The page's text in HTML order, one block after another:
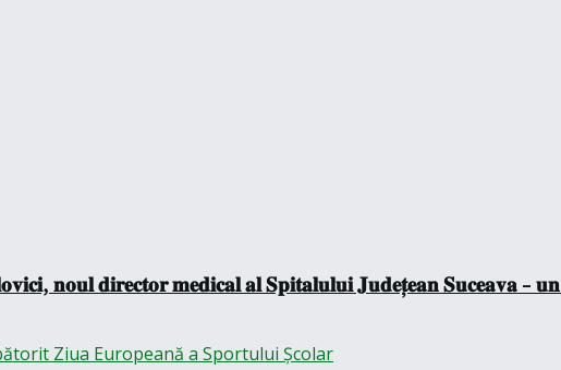
𝐧𝐨𝐮𝐥 𝐝𝐢𝐫𝐞𝐜𝐭𝐨𝐫 𝐦𝐞𝐝𝐢𝐜𝐚𝐥 𝐚𝐥 𝐒𝐩𝐢𝐭𝐚𝐥𝐮𝐥𝐮𝐢 𝐉𝐮𝐝𝐞𝐭̦𝐞𝐚𝐧 𝐒𝐮𝐜𝐞𝐚𝐯𝐚 – 𝐮𝐧